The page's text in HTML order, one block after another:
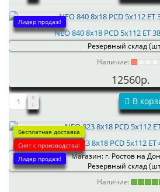
Лидер продаж!
NEO 840 8x18 PCD 5x112 ET
Резервный склад
Наличие:
12560р.
В
Бесплатная доставка
Снят с производства!
Лидер продаж!
NEO 823 8x18 PCD 5x112 ET
Магазин: г. Ростов на
Резервный склад
Наличие: